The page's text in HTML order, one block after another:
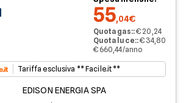
55,04€
Quota gas::€ 20,24
Quota luce::€ 34,80
€ 660,44/anno
Tariffa esclusiva ** Facile.it **
EDISON ENERGIA SPA